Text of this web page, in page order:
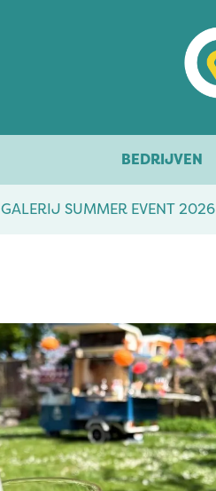
BEDRIJVEN
GALERIJ SUMMER EVENT 2026